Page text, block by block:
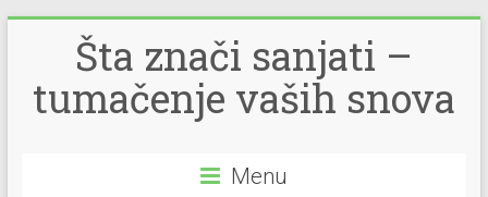
Šta znači sanjati –
tumačenje vaših snova
Menu